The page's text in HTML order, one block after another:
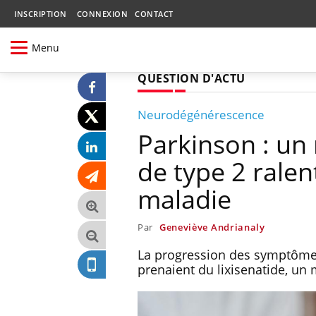
INSCRIPTION CONNEXION CONTACT
Menu
QUESTION D'ACTU
Neurodégénérescence
Parkinson :
de type 2
maladie
Par Geneviève Andrianaly
La progression des
prenaient du lixisenatide, un